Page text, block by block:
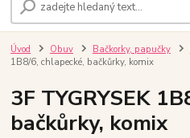
Úvod Obuv Bačkorky, papučky
1B8/6, chlapecké, bačkůrky, komix
3F TYGRYSEK
bačkůrky, komix